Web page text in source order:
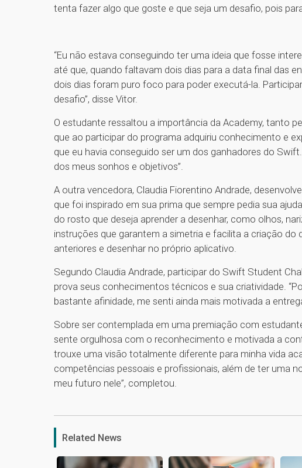
tenta fazer algo que goste e que seja um desafio, pois
“Eu não estava conseguindo ter uma ideia que fosse
até que, quando faltavam dois dias para a data final das
dois dias foram puro foco para poder executá-la.
desafio”, disse Vitor.
O estudante ressaltou a importância da Academy, tanto
que ao participar do programa adquiriu conhecimento e
que eu havia conseguido ser um dos ganhadores do
dos meus sonhos e objetivos”.
A outra vencedora, Claudia Fiorentino Andrade,
que foi inspirado em sua prima que sempre pedia sua
do rosto que deseja aprender a desenhar, como olhos,
instruções que garantem a simetria e facilita a criação do
anteriores e desenhar no próprio aplicativo.
Segundo Claudia Andrade, participar do Swift Student
prova seus conhecimentos técnicos e sua criatividade.
bastante afinidade, me senti ainda mais motivada a
Sobre ser contemplada em uma premiação com
sente orgulhosa com o reconhecimento e motivada a
trouxe uma visão totalmente diferente para minha vida
competências pessoais e profissionais, além de ter uma
meu futuro nele”, completou.
Related News